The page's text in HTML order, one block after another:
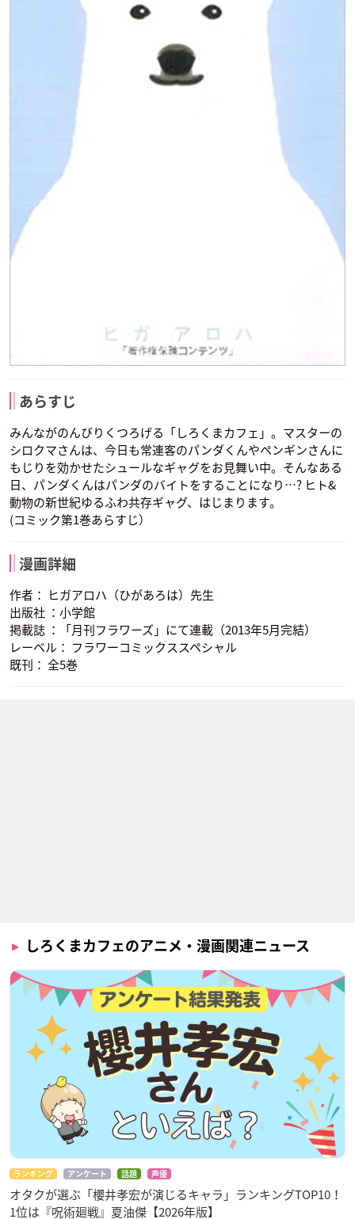
あらすじ
みんながのんびりくつろげる「しろくまカフェ」。マスターの
シロクマさんは、今日も常連客のパンダくんやペンギンさんに
もじりを効かせたシュールなギャグをお見舞い中。そんなある
日、パンダくんはパンダのバイトをすることになり…? ヒト&
動物の新世紀ゆるふわ共存ギャグ、はじまります。
(コミック第1巻あらすじ）
漫画詳細
作者： ヒガアロハ（ひがあろは）先生
出版社 ：小学館
掲載誌 ：「月刊フラワーズ」にて連載（2013年5月完結）
レーベル： フラワーコミックススペシャル
既刊： 全5巻
しろくまカフェのアニメ・漫画関連ニュース
ランキング アンケート 話題 声優
オタクが選ぶ「櫻井孝宏が演じるキャラ」ランキングTOP10！
1位は『呪術廻戦』夏油傑【2026年版】